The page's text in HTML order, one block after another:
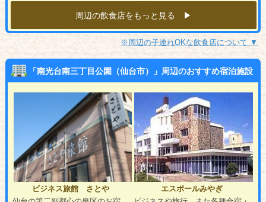
周辺の飲食店をもっと見る ▶︎
※周辺の子連れOKな飲食店について ▼
「南光台南三丁目公園（仙台市）」周辺のおすすめ宿泊施設
ビジネス旅館 さとや
エスポールみやぎ